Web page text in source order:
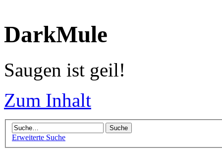
DarkMule
Saugen ist geil!
Zum Inhalt
Erweiterte Suche